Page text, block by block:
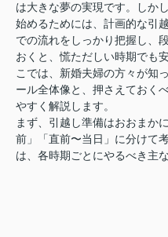
は大きな夢の実現です。しか
始めるためには、計画的な引
での流れをしっかり把握し、
おくと、慌ただしい時期でも
こでは、新婚夫婦の方々が知
ール全体像と、押さえておく
やすく解説します。
まず、引越し準備はおおまか
前」「直前〜当日」に分けて
は、各時期ごとにやるべき主